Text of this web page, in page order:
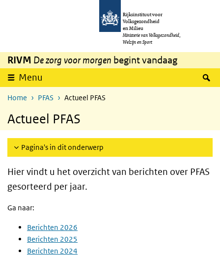
Overslaan en naar de inhoud gaan
Rijksinstituut voor
Volksgezondheid
en Milieu
Ministerie van Volksgezondheid,
Welzijn en Sport
RIVM De zorg voor morgen begint vandaag
Menu
Home PFAS Actueel PFAS
Actueel PFAS
Pagina's in dit onderwerp
Hier vindt u het overzicht van berichten over PFAS
gesorteerd per jaar.
Ga naar:
Berichten 2026
Berichten 2025
Berichten 2024